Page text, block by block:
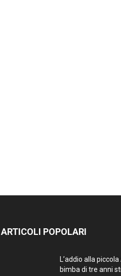
ARTICOLI POPOLARI
L’addio alla
bimba di tre anni